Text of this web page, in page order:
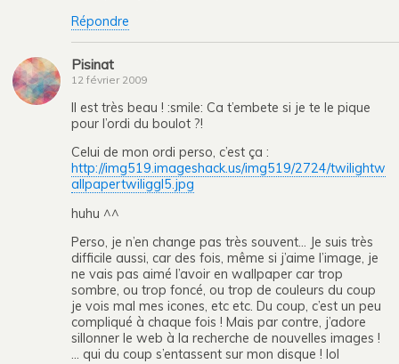
Répondre
Pisinat
12 février 2009
Il est très beau ! :smile: Ca t’embete si je te le pique
pour l’ordi du boulot ?!
Celui de mon ordi perso, c’est ça :
http://img519.imageshack.us/img519/2724/twilightw
allpapertwiliggl5.jpg
huhu ^^
Perso, je n’en change pas très souvent… Je suis très
difficile aussi, car des fois, même si j’aime l’image, je
ne vais pas aimé l’avoir en wallpaper car trop
sombre, ou trop foncé, ou trop de couleurs du coup
je vois mal mes icones, etc etc. Du coup, c’est un peu
compliqué à chaque fois ! Mais par contre, j’adore
sillonner le web à la recherche de nouvelles images !
… qui du coup s’entassent sur mon disque ! lol